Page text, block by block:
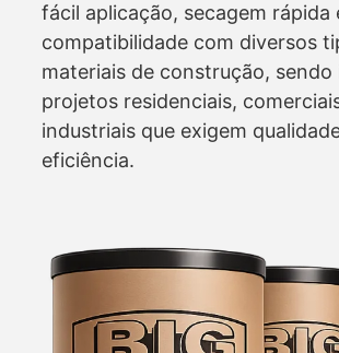
fácil aplicação, secagem rápida
compatibilidade com diversos
materiais de construção, sendo
projetos residenciais,
industriais que exigem
eficiência.